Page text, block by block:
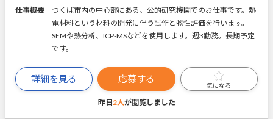
仕事概要
つくば市内の中心部にある、公的研究機関でのお仕事です。熱
電材料という材料の開発に伴う試作と物性評価を行います。
SEMや熱分析、ICP-MSなどを使用します。週3勤務。長期予定
です。
詳細を見る 応募する
気になる
昨日2人が閲覧しました